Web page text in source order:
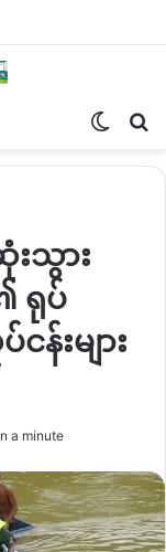
သွား
ရုပ်
န်းများ
a minute